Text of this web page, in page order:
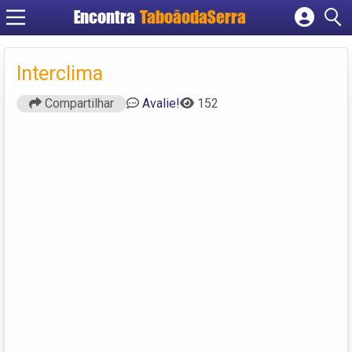
Encontra TaboãodaSerra
Cadastrar empresa
Interclima
Compartilhar Avalie! 152